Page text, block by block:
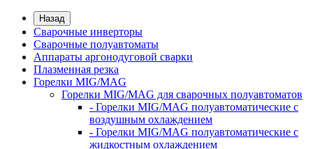
Назад
Сварочные инверторы
Сварочные полуавтоматы
Аппараты аргонодуговой сварки
Плазменная резка
Горелки MIG/MAG
Горелки MIG/MAG для сварочных полуавтоматов
- Горелки MIG/MAG полуавтоматические с
воздушным охлаждением
- Горелки MIG/MAG полуавтоматические с
жидкостным охлаждением